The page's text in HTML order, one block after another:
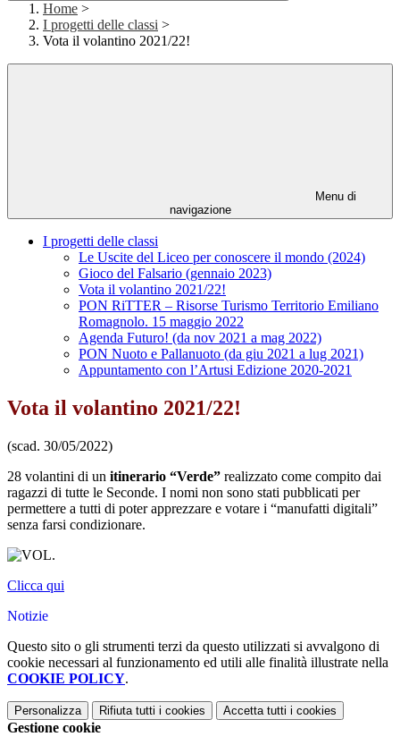
Home >
I progetti delle classi >
Vota il volantino 2021/22!
Menu di
navigazione
I progetti delle classi
Le Uscite del Liceo per conoscere il mondo (2024)
Gioco del Falsario (gennaio 2023)
Vota il volantino 2021/22!
PON RiTTER – Risorse Turismo Territorio Emiliano
Romagnolo. 15 maggio 2022
Agenda Futuro! (da nov 2021 a mag 2022)
PON Nuoto e Pallanuoto (da giu 2021 a lug 2021)
Appuntamento con l’Artusi Edizione 2020-2021
Vota il volantino 2021/22!
(scad. 30/05/2022)
28 volantini di un itinerario “Verde” realizzato come compito dai
ragazzi di tutte le Seconde. I nomi non sono stati pubblicati per
permettere a tutti di poter apprezzare e votare i “manufatti digitali”
senza farsi condizionare.
Clicca qui
Notizie
Questo sito o gli strumenti terzi da questo utilizzati si avvalgono di
cookie necessari al funzionamento ed utili alle finalità illustrate nella
COOKIE POLICY.
Personalizza Rifiuta tutti i cookies Accetta tutti i cookies
Gestione cookie